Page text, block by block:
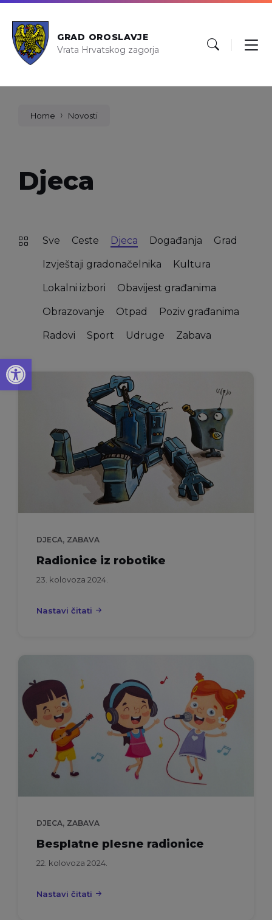
Open toolbar
GRAD OROSLAVJE
Vrata Hrvatskog zagorja
Home Novosti
Djeca
Sve Ceste Djeca Događanja Grad
Izvještaji gradonačelnika Kultura
Lokalni izbori Obavijest građanima
Obrazovanje Otpad Poziv građanima
Radovi Sport Udruge Zabava
DJECA, ZABAVA
Radionice iz robotike
23. kolovoza 2024.
Nastavi čitati
DJECA, ZABAVA
Besplatne plesne radionice
22. kolovoza 2024.
Nastavi čitati